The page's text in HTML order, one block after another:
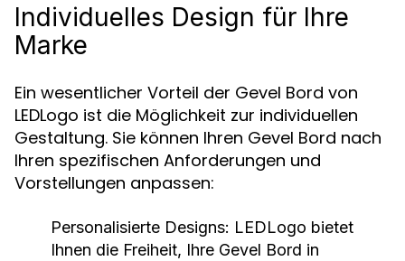
Individuelles Design für Ihre
Marke
Ein wesentlicher Vorteil der Gevel Bord von
LEDLogo ist die Möglichkeit zur individuellen
Gestaltung. Sie können Ihren Gevel Bord nach
Ihren spezifischen Anforderungen und
Vorstellungen anpassen:
Personalisierte Designs: LEDLogo bietet
Ihnen die Freiheit, Ihre Gevel Bord in